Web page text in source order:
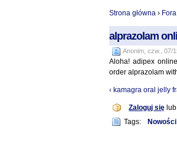
Strona główna› Fora
alprazolam
Anonim, czw., 07/
Aloha! adipex
order alprazolam
‹ kamagra oral jelly
Zaloguj się
Tags: